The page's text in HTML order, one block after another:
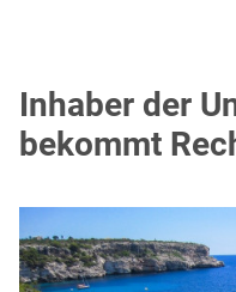
Inhaber der
bekommt